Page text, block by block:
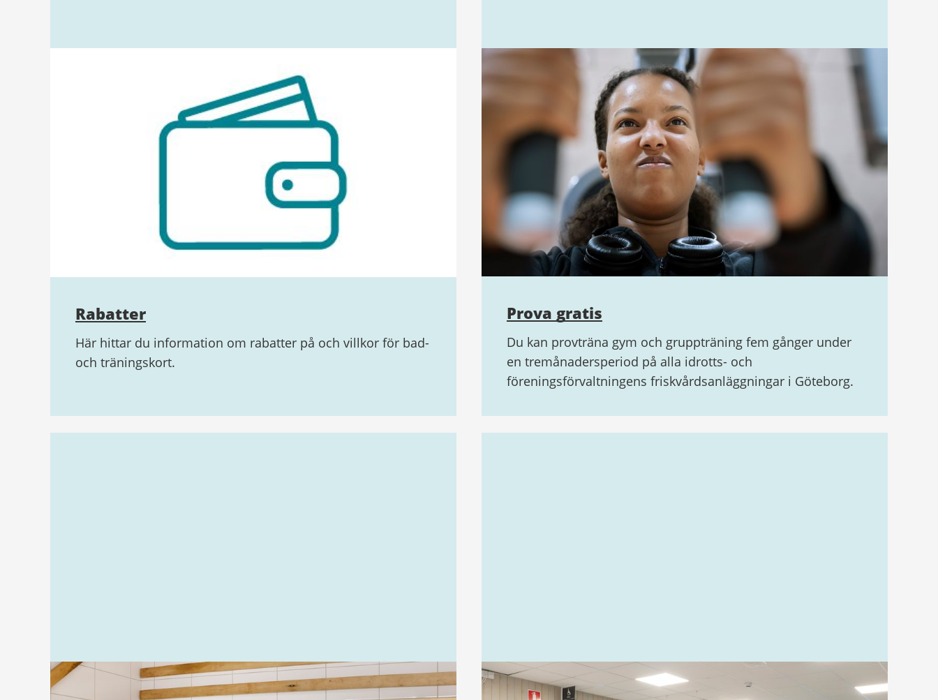
Rabatter
Här hittar du information om rabatter på och villkor för bad-
och träningskort.
Prova gratis
Du kan provträna gym och gruppträning fem gånger under
en tremånadersperiod på alla idrotts- och
föreningsförvaltningens friskvårdsanläggningar i Göteborg.